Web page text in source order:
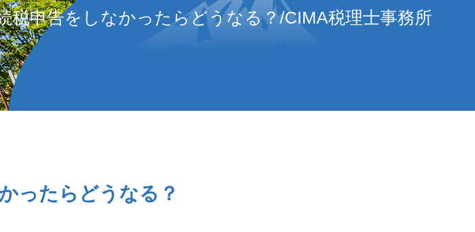
税申告をしなかったらどうなる？/CIMA税理士事務所
ったらどうなる？